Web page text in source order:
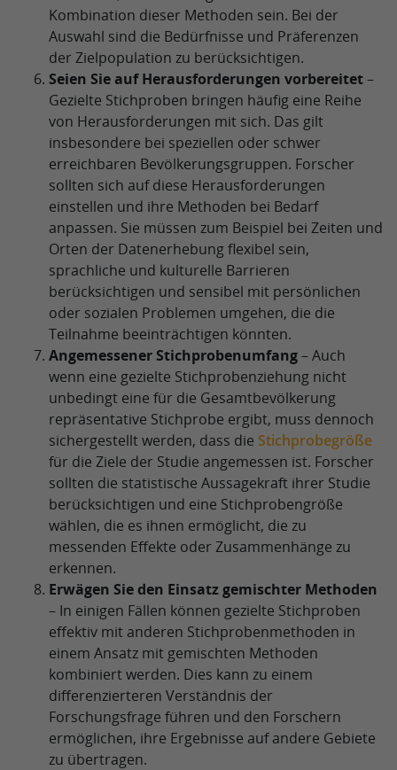
Kombination dieser Methoden sein. Bei der
Auswahl sind die Bedürfnisse und Präferenzen
der Zielpopulation zu berücksichtigen.
Seien Sie auf Herausforderungen vorbereitet–
Gezielte Stichproben bringen häufig eine Reihe
von Herausforderungen mit sich. Das gilt
insbesondere bei speziellen oder schwer
erreichbaren Bevölkerungsgruppen. Forscher
sollten sich auf diese Herausforderungen
einstellen und ihre Methoden bei Bedarf
anpassen. Sie müssen zum Beispiel bei Zeiten und
Orten der Datenerhebung flexibel sein,
sprachliche und kulturelle Barrieren
berücksichtigen und sensibel mit persönlichen
oder sozialen Problemen umgehen, die die
Teilnahme beeinträchtigen könnten.
Angemessener Stichprobenumfang– Auch
wenn eine gezielte Stichprobenziehung nicht
unbedingt eine für die Gesamtbevölkerung
repräsentative Stichprobe ergibt, muss dennoch
sichergestellt werden, dass die Stichprobegröße
für die Ziele der Studie angemessen ist. Forscher
sollten die statistische Aussagekraft ihrer Studie
berücksichtigen und eine Stichprobengröße
wählen, die es ihnen ermöglicht, die zu
messenden Effekte oder Zusammenhänge zu
erkennen.
Erwägen Sie den Einsatz gemischter Methoden
– In einigen Fällen können gezielte Stichproben
effektiv mit anderen Stichprobenmethoden in
einem Ansatz mit gemischten Methoden
kombiniert werden. Dies kann zu einem
differenzierteren Verständnis der
Forschungsfrage führen und den Forschern
ermöglichen, ihre Ergebnisse auf andere Gebiete
zu übertragen.